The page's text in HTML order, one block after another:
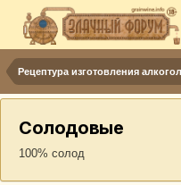
Рецептура изготовления
Солодовые
100% солод